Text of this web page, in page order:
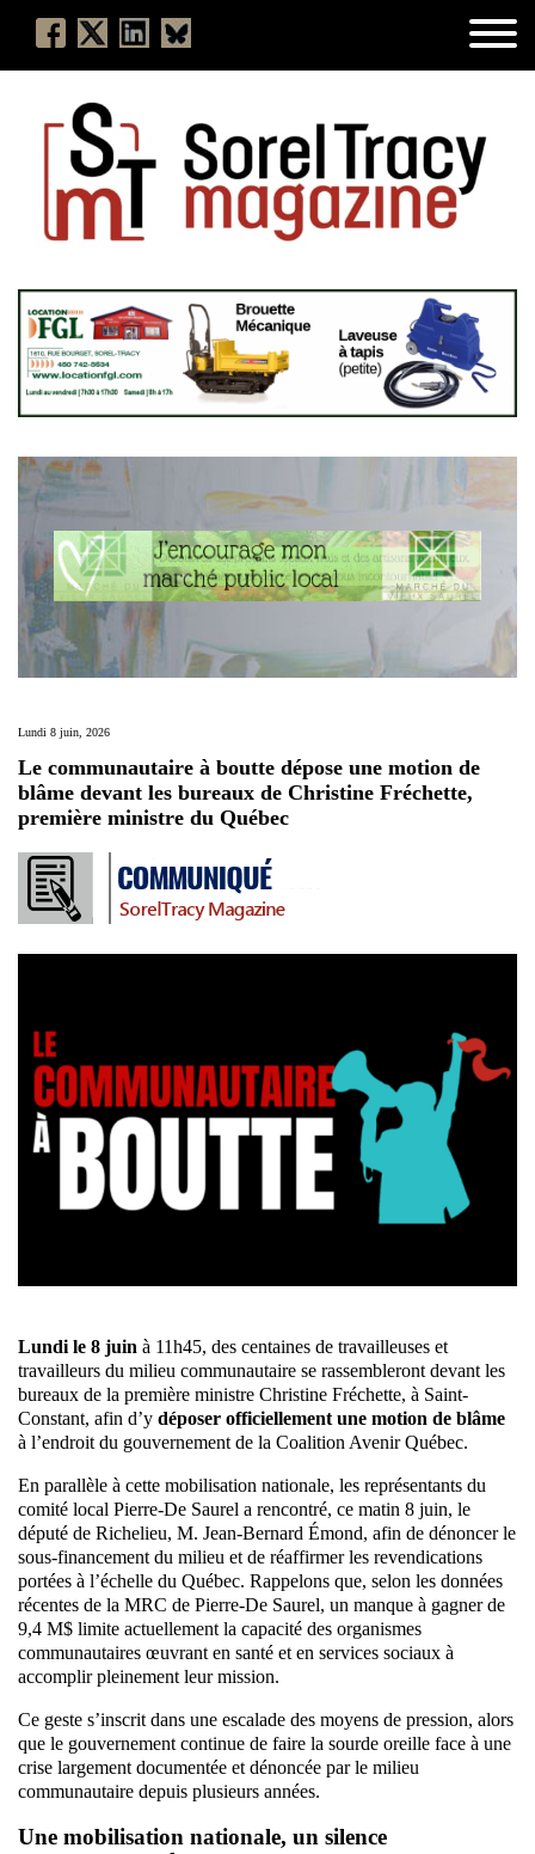
Lundi 8 juin, 2026
Le communautaire à boutte dépose une motion de
blâme devant les bureaux de Christine Fréchette,
première ministre du Québec
Lundi le 8 juin à 11h45, des centaines de travailleuses et
travailleurs du milieu communautaire se rassembleront devant les
bureaux de la première ministre Christine Fréchette, à Saint-
Constant, afin d’y déposer officiellement une motion de blâme
à l’endroit du gouvernement de la Coalition Avenir Québec.
En parallèle à cette mobilisation nationale, les représentants du
comité local Pierre-De Saurel a rencontré, ce matin 8 juin, le
député de Richelieu, M. Jean-Bernard Émond, afin de dénoncer le
sous-financement du milieu et de réaffirmer les revendications
portées à l’échelle du Québec. Rappelons que, selon les données
récentes de la MRC de Pierre-De Saurel, un manque à gagner de
9,4 M$ limite actuellement la capacité des organismes
communautaires œuvrant en santé et en services sociaux à
accomplir pleinement leur mission.
Ce geste s’inscrit dans une escalade des moyens de pression, alors
que le gouvernement continue de faire la sourde oreille face à une
crise largement documentée et dénoncée par le milieu
communautaire depuis plusieurs années.
Une mobilisation nationale, un silence